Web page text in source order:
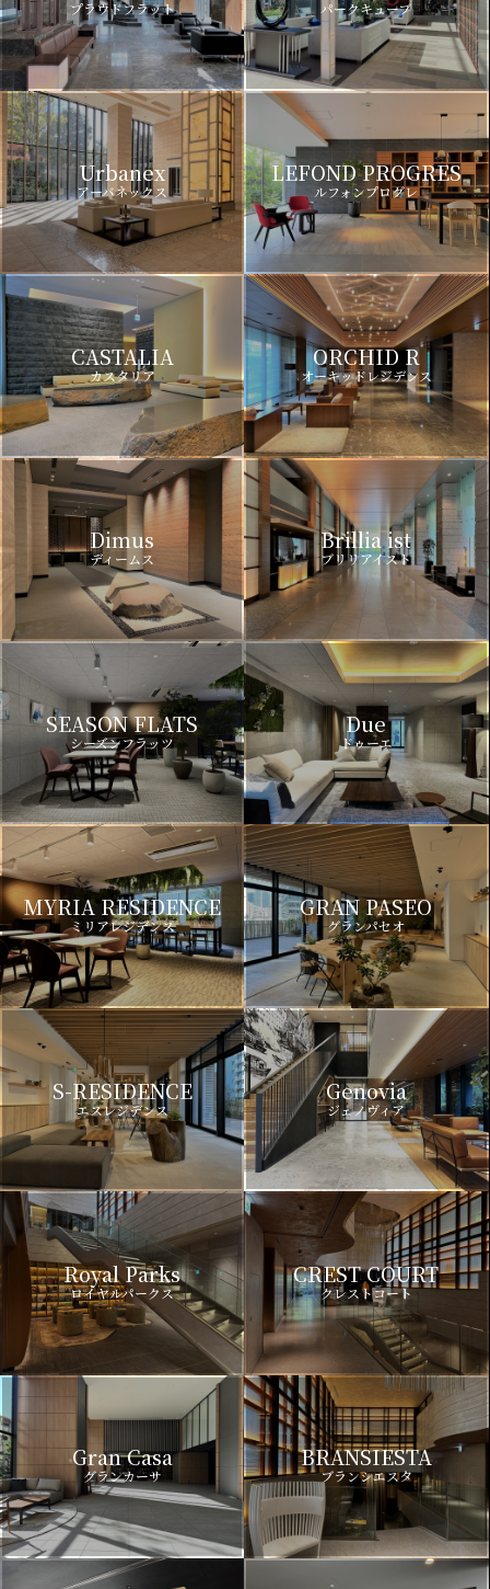
プラウドフラット パークキューブ
Urbanex
アーバネックス
LEFOND PROGRES
ルフォンプログレ
CASTALIA
カスタリア
ORCHID R
オーキッドレジデンス
Dimus
ディームス
Brillia ist
ブリリアイスト
SEASON FLATS
シーズンフラッツ
Due
ドゥーエ
MYRIA RESIDENCE
ミリアレジデンス
GRAN PASEO
グランパセオ
S-RESIDENCE
エスレジデンス
Genovia
ジェノヴィア
Royal Parks
ロイヤルパークス
CREST COURT
クレストコート
Gran Casa
グランカーサ
BRANSIESTA
ブランシエスタ